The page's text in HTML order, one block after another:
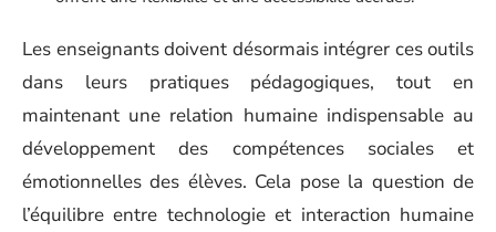
Les enseignants doivent désormais intégrer ces outils
dans leurs pratiques pédagogiques, tout en
maintenant une relation humaine indispensable au
développement des compétences sociales et
émotionnelles des élèves. Cela pose la question de
l’équilibre entre technologie et interaction humaine